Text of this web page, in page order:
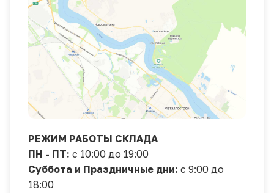
РЕЖИМ РАБОТЫ СКЛАДА
ПН - ПТ: с 10:00 до 19:00
Суббота и Праздничные дни: с 9:00 до
18:00